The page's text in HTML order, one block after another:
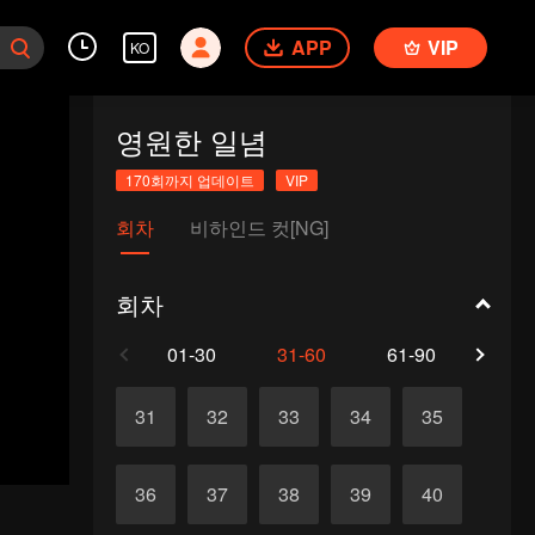
KO APP VIP
영원한 일념
170회까지 업데이트 VIP
회차 비하인드 컷[NG]
회차
01-30 31-60 61-90
31 32 33 34 35
36 37 38 39 40